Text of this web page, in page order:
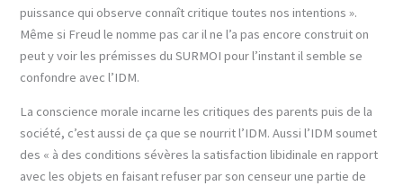
puissance qui observe connaît critique toutes nos intentions ».
Même si Freud le nomme pas car il ne l’a pas encore construit on
peut y voir les prémisses du SURMOI pour l’instant il semble se
confondre avec l’IDM.
La conscience morale incarne les critiques des parents puis de la
société, c’est aussi de ça que se nourrit l’IDM. Aussi l’IDM soumet
des « à des conditions sévères la satisfaction libidinale en rapport
avec les objets en faisant refuser par son censeur une partie de